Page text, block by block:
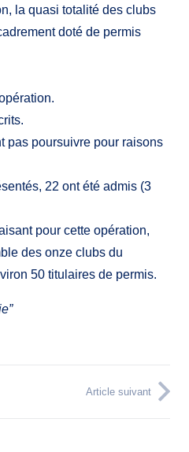
la quasi totalité des clubs
doté de permis
pas poursuivre pour raisons
22 ont été admis (3
pour cette opération,
des onze clubs du
50 titulaires de permis.
Article suivant